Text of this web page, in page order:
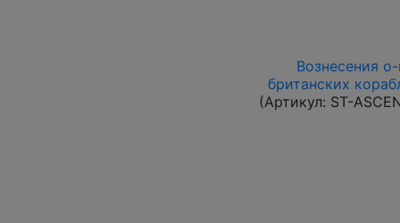
Вознесения
британских
(Артикул: ST-